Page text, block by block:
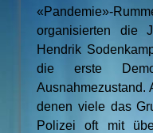
«Pandemie»-
organisierten die
Hendrik
die erste
Ausnahmezustand.
denen viele das
Polizei oft mit